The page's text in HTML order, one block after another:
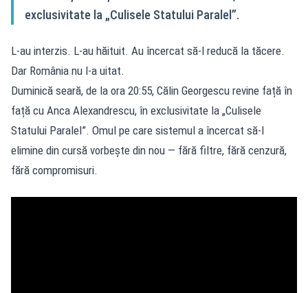
exclusivitate la „Culisele Statului Paralel”.
L-au interzis. L-au hăituit. Au încercat să-l reducă la tăcere.
Dar România nu l-a uitat.
Duminică seară, de la ora 20:55, Călin Georgescu revine față în
față cu Anca Alexandrescu, în exclusivitate la „Culisele
Statului Paralel”. Omul pe care sistemul a încercat să-l
elimine din cursă vorbește din nou — fără filtre, fără cenzură,
fără compromisuri.